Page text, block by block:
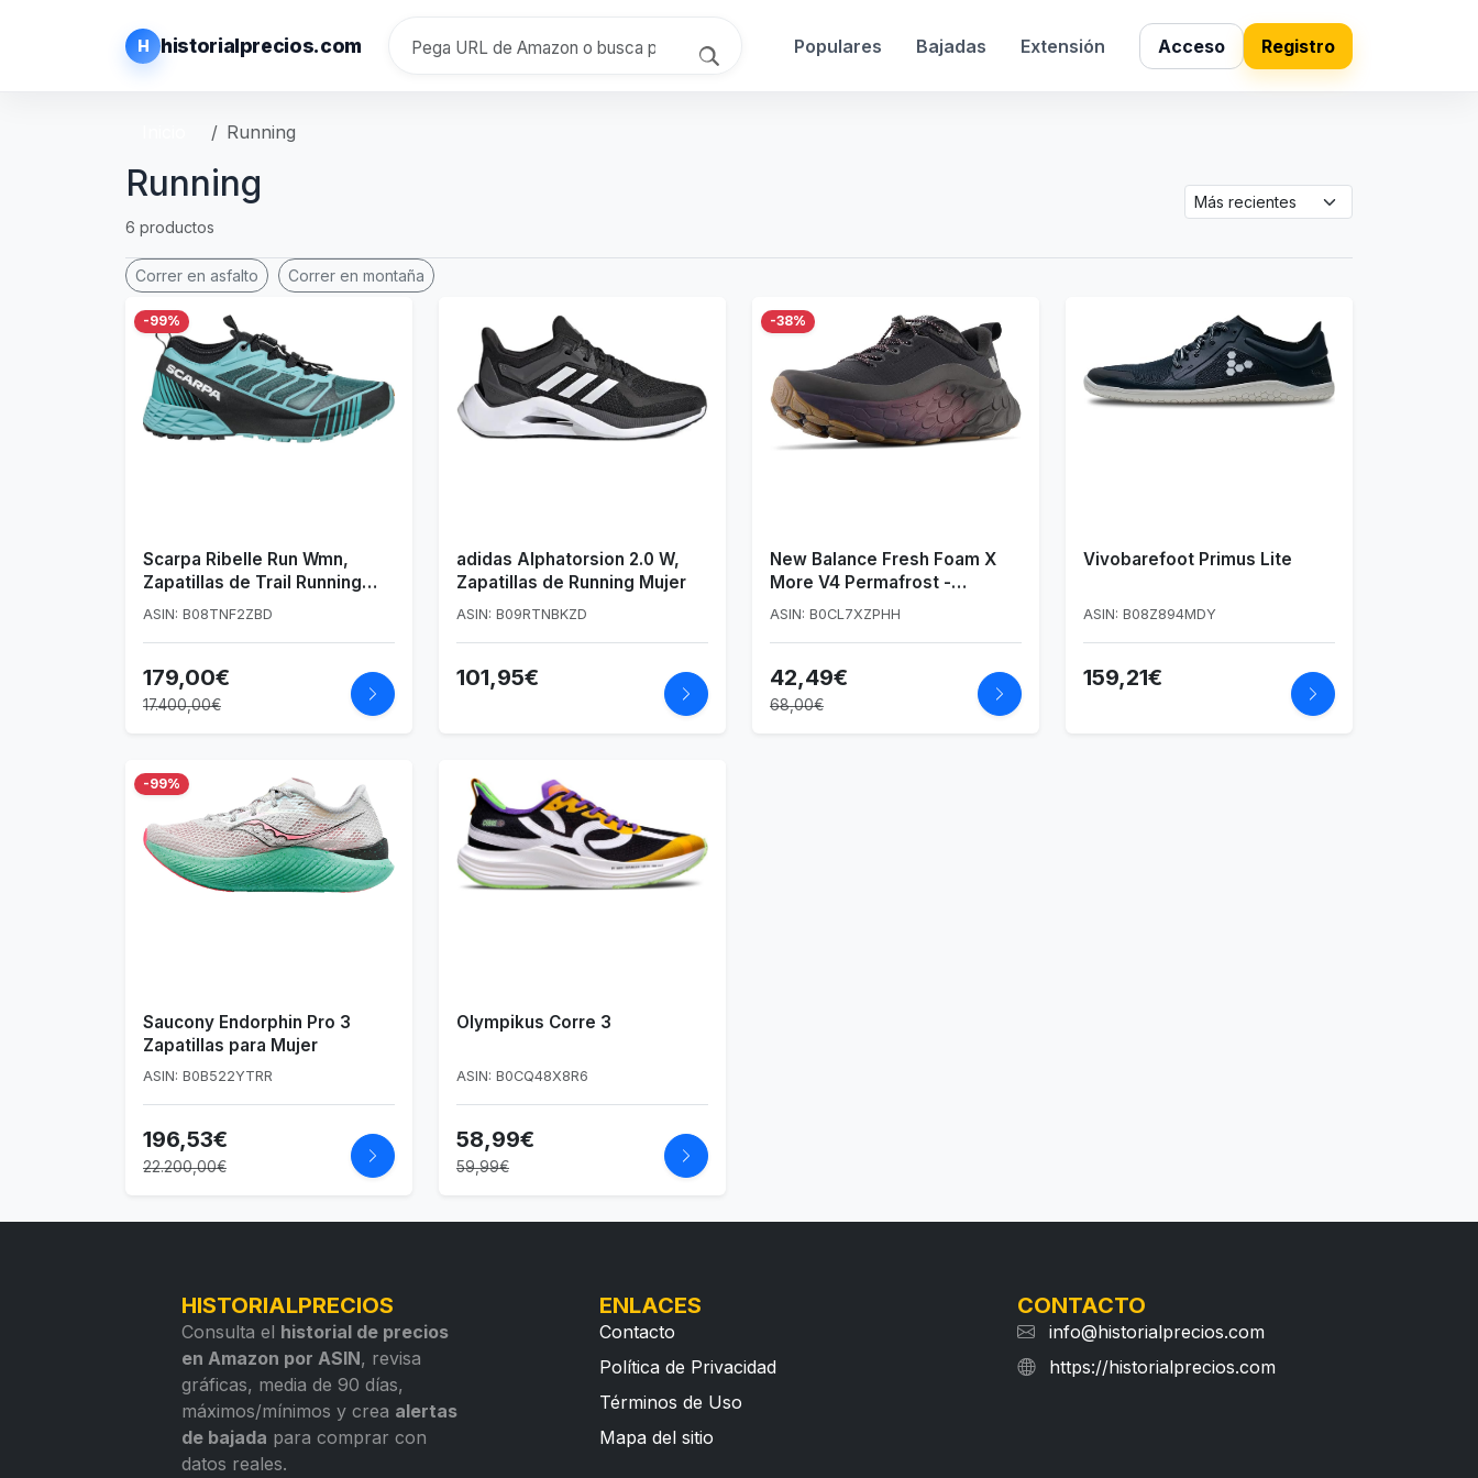
H historialprecios.com Populares Bajadas Extensión Acceso Registro
Running
Running
6 productos
Correr en asfalto Correr en montaña
-99%
Scarpa Ribelle Run Wmn,
Zapatillas de Trail Running
Mujer
ASIN: B08TNF2ZBD
179,00€
17.400,00€
adidas Alphatorsion 2.0 W,
Zapatillas de Running Mujer
ASIN: B09RTNBKZD
101,95€
-38%
New Balance Fresh Foam X
More V4 Permafrost -
Zapatillas de Running para
ASIN: B0CL7XZPHH
42,49€
68,00€
Vivobarefoot Primus Lite
ASIN: B08Z894MDY
159,21€
-99%
Saucony Endorphin Pro 3
Zapatillas para Mujer
ASIN: B0B522YTRR
196,53€
22.200,00€
Olympikus Corre 3
ASIN: B0CQ48X8R6
58,99€
59,99€
HISTORIALPRECIOS
Consulta el historial de precios
en Amazon por ASIN, revisa
gráficas, media de 90 días,
máximos/mínimos y crea alertas
de bajada para comprar con
datos reales.
ENLACES
Contacto
Política de Privacidad
Términos de Uso
Mapa del sitio
CONTACTO
info@historialprecios.com
https://historialprecios.com